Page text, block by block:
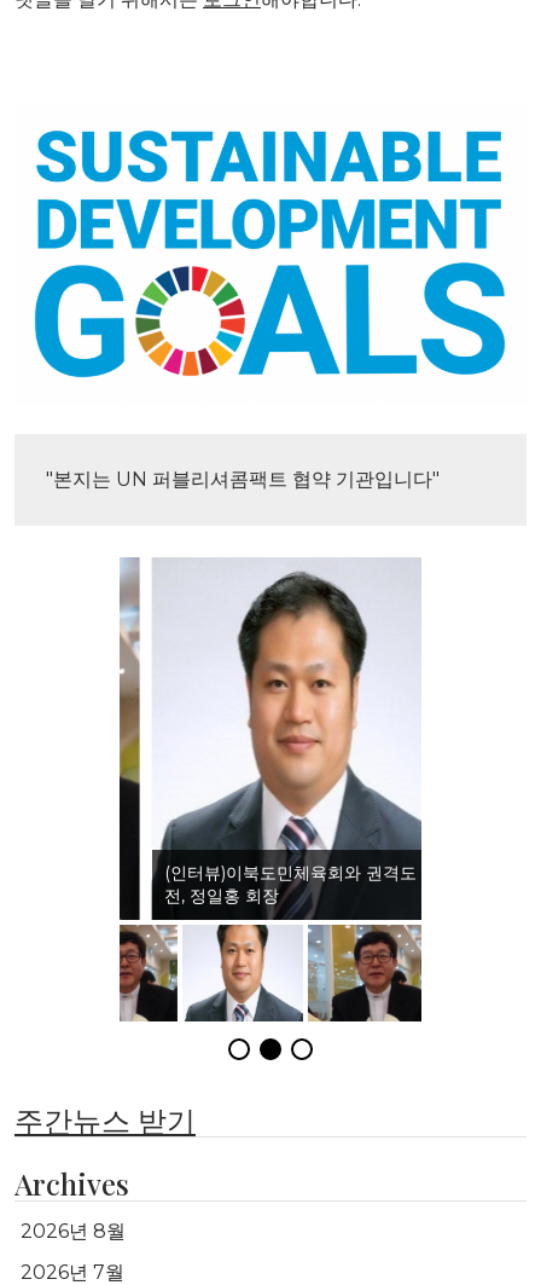
"본지는 UN 퍼블리셔콤팩트 협약 기관입니다"
(인터뷰)이북도민체육회와 권격도 발
전, 정일홍 회장
주간뉴스 받기
Archives
2026년 8월
2026년 7월